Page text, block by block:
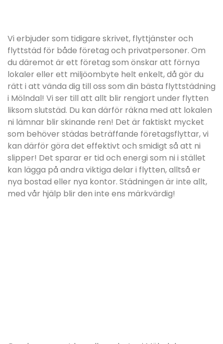
Vi erbjuder som tidigare skrivet, flyttjänster och
flyttstäd för både företag och privatpersoner. Om
du däremot är ett företag som önskar att förnya
lokaler eller ett miljöombyte helt enkelt, då gör du
rätt i att vända dig till oss som din bästa flyttstädning
i Mölndal! Vi ser till att allt blir rengjort under flytten
liksom slutstäd. Du kan därför räkna med att lokalen
ni lämnar blir skinande ren! Det är faktiskt mycket
som behöver städas beträffande företagsflyttar, vi
kan därför göra det effektivt och smidigt så att ni
slipper! Det sparar er tid och energi som ni i stället
kan lägga på andra viktiga delar i flytten, alltså er
nya bostad eller nya kontor. Städningen är inte allt,
med vår hjälp blir den inte ens märkvärdig!